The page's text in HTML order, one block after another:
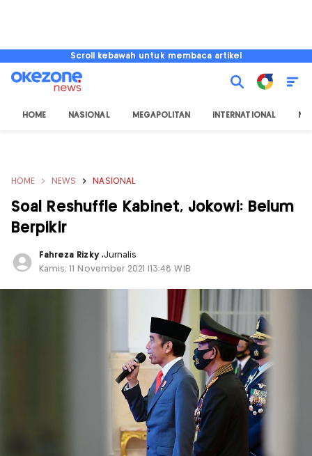
Scroll kebawah untuk membaca artikel
HOME NASIONAL MEGAPOLITAN INTERNATIONAL
HOME NEWS NASIONAL
Soal Reshuffle Kabinet, Jokowi: Belum
Berpikir
Fahreza Rizky ,Jurnalis
Kamis, 11 November 2021 |13:48 WIB